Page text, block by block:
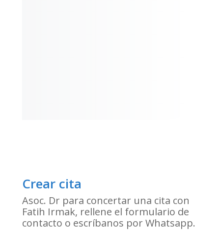
Crear cita
Asoc. Dr para concertar una cita con
Fatih Irmak, rellene el formulario de
contacto o escríbanos por Whatsapp.